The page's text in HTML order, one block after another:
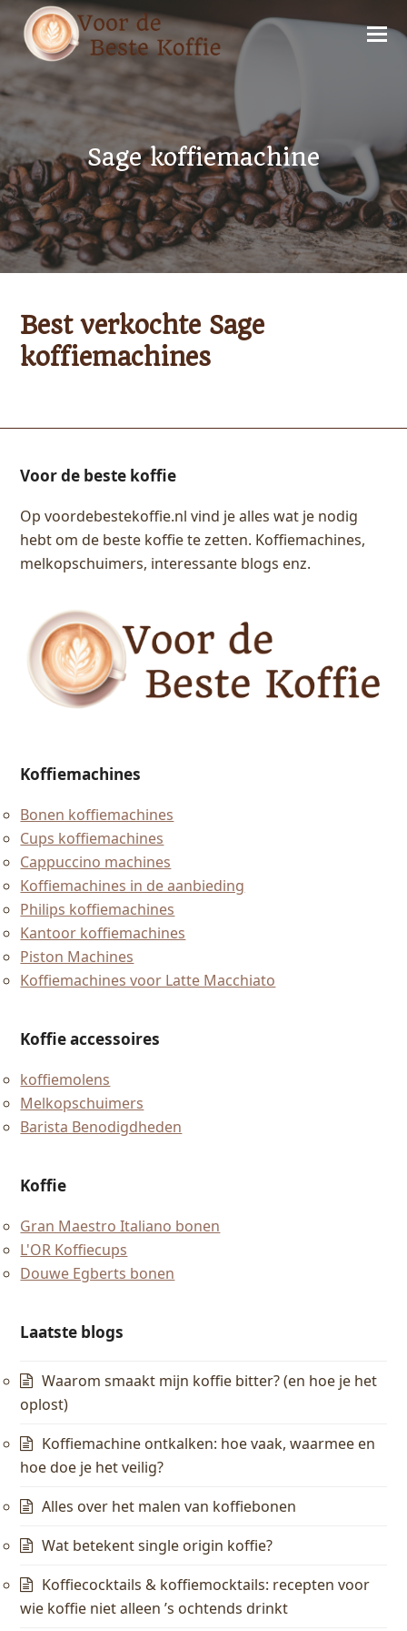
Sage koffiemachine
Best verkochte Sage
koffiemachines
Voor de beste koffie
Op voordebestekoffie.nl vind je alles wat je nodig
hebt om de beste koffie te zetten. Koffiemachines,
melkopschuimers, interessante blogs enz.
Koffiemachines
Bonen koffiemachines
Cups koffiemachines
Cappuccino machines
Koffiemachines in de aanbieding
Philips koffiemachines
Kantoor koffiemachines
Piston Machines
Koffiemachines voor Latte Macchiato
Koffie accessoires
koffiemolens
Melkopschuimers
Barista Benodigdheden
Koffie
Gran Maestro Italiano bonen
L'OR Koffiecups
Douwe Egberts bonen
Laatste blogs
Waarom smaakt mijn koffie bitter? (en hoe je het
oplost)
Koffiemachine ontkalken: hoe vaak, waarmee en
hoe doe je het veilig?
Alles over het malen van koffiebonen
Wat betekent single origin koffie?
Koffiecocktails & koffiemocktails: recepten voor
wie koffie niet alleen ’s ochtends drinkt